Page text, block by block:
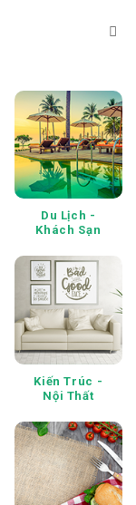
Du Lịch -
Khách Sạn
Kiến Trúc -
Nội Thất